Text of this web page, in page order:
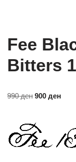
Fee
Bitters
990ден 900 ден